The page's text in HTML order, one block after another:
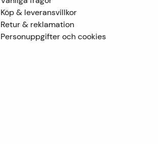
Köp & leveransvillkor
Retur & reklamation
Personuppgifter och cookies